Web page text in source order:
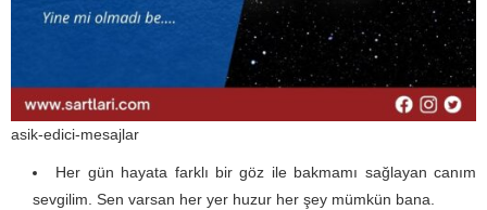
asik-edici-mesajlar
Her gün hayata farklı bir göz ile bakmamı sağlayan canım
sevgilim. Sen varsan her yer huzur her şey mümkün bana.